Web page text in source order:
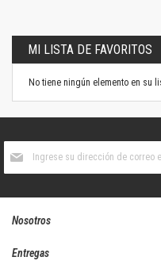
MI LISTA DE FAVORITOS
No tiene ningún elemento en su
boletín
Nosotros
Entregas